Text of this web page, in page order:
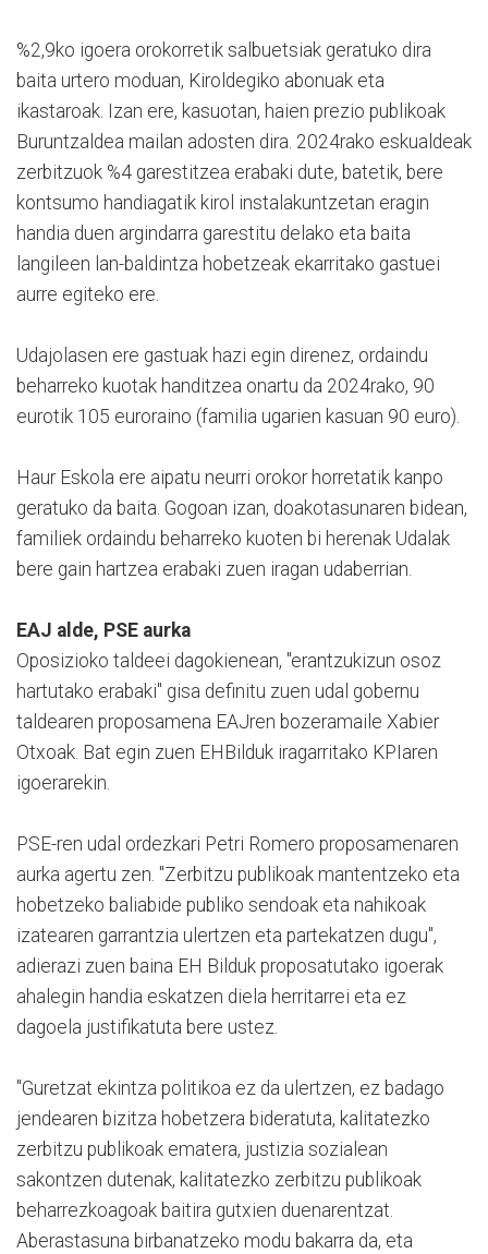
%2,9ko igoera orokorretik salbuetsiak geratuko dira
baita urtero moduan, Kiroldegiko abonuak eta
ikastaroak. Izan ere, kasuotan, haien prezio publikoak
Buruntzaldea mailan adosten dira. 2024rako eskualdeak
zerbitzuok %4 garestitzea erabaki dute, batetik, bere
kontsumo handiagatik kirol instalakuntzetan eragin
handia duen argindarra garestitu delako eta baita
langileen lan-baldintza hobetzeak ekarritako gastuei
aurre egiteko ere.
Udajolasen ere gastuak hazi egin direnez, ordaindu
beharreko kuotak handitzea onartu da 2024rako, 90
eurotik 105 euroraino (familia ugarien kasuan 90 euro).
Haur Eskola ere aipatu neurri orokor horretatik kanpo
geratuko da baita. Gogoan izan, doakotasunaren bidean,
familiek ordaindu beharreko kuoten bi herenak Udalak
bere gain hartzea erabaki zuen iragan udaberrian.
EAJ alde, PSE aurka
Oposizioko taldeei dagokienean, "erantzukizun osoz
hartutako erabaki" gisa definitu zuen udal gobernu
taldearen proposamena EAJren bozeramaile Xabier
Otxoak. Bat egin zuen EHBilduk iragarritako KPIaren
igoerarekin.
PSE-ren udal ordezkari Petri Romero proposamenaren
aurka agertu zen. "Zerbitzu publikoak mantentzeko eta
hobetzeko baliabide publiko sendoak eta nahikoak
izatearen garrantzia ulertzen eta partekatzen dugu",
adierazi zuen baina EH Bilduk proposatutako igoerak
ahalegin handia eskatzen diela herritarrei eta ez
dagoela justifikatuta bere ustez.
"Guretzat ekintza politikoa ez da ulertzen, ez badago
jendearen bizitza hobetzera bideratuta, kalitatezko
zerbitzu publikoak ematera, justizia sozialean
sakontzen dutenak, kalitatezko zerbitzu publikoak
beharrezkoagoak baitira gutxien duenarentzat.
Aberastasuna birbanatzeko modu bakarra da, eta